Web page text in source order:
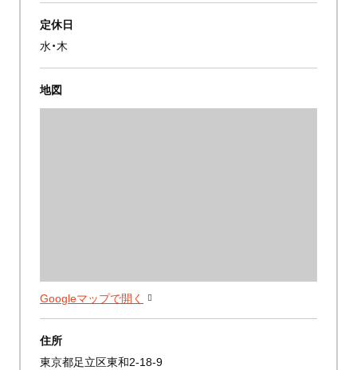
定休日
水・木
地図
Googleマップで開く
住所
東京都足立区東和2-18-9